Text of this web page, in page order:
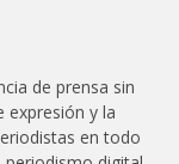
de prensa sin
expresión y la
en todo